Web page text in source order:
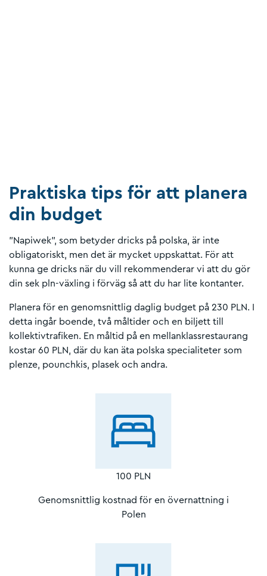
Praktiska tips för att planera
din budget
"Napiwek", som betyder dricks på polska, är inte
obligatoriskt, men det är mycket uppskattat. För att
kunna ge dricks när du vill rekommenderar vi att du gör
din sek pln-växling i förväg så att du har lite kontanter.
Planera för en genomsnittlig daglig budget på 230 PLN. I
detta ingår boende, två måltider och en biljett till
kollektivtrafiken. En måltid på en mellanklassrestaurang
kostar 60 PLN, där du kan äta polska specialiteter som
plenze, pounchkis, plasek och andra.
100 PLN
Genomsnittlig kostnad för en övernattning i
Polen